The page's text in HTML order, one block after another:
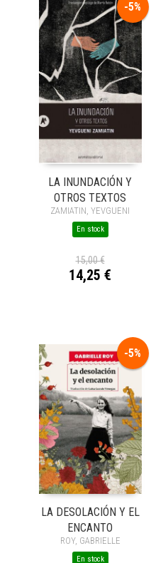
-5%
LA INUNDACIÓN Y
OTROS TEXTOS
ZAMIATIN, YEVGUENI
En stock
15,00 €
14,25 €
-5%
LA DESOLACIÓN Y EL
ENCANTO
ROY, GABRIELLE
En stock